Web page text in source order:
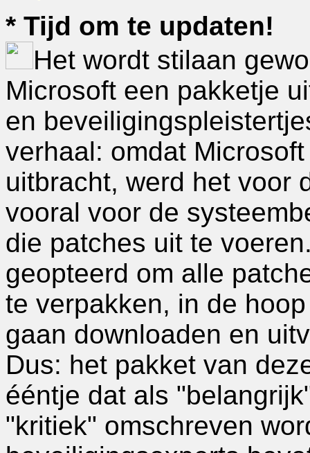
* Tijd om te updaten!
Het wordt stilaan
Microsoft een pakketje
en
verhaal: omdat
uitbracht, werd het voor
vooral voor de
die patches uit te
geopteerd om alle
te verpakken, in de
gaan downloaden en
Dus: het pakket van
ééntje dat als
"kritiek" omschreven